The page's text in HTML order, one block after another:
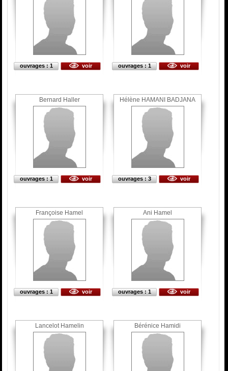
ouvrages : 1 voir ouvrages : 1 voir
Bernard Haller
ouvrages : 1 voir
Hélène HAMANI BADJANA
ouvrages : 3 voir
Françoise Hamel
ouvrages : 1 voir
Ani Hamel
ouvrages : 1 voir
Lancelot Hamelin Bérénice Hamidi